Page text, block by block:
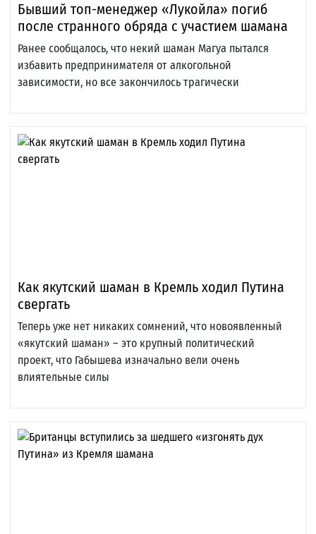
Бывший топ-менеджер «Лукойла» погиб
после странного обряда с участием шамана
Ранее сообщалось, что некий шаман Магуа пытался
избавить предпринимателя от алкогольной
зависимости, но все закончилось трагически
Как якутский шаман в Кремль ходил Путина
свергать
Теперь уже нет никаких сомнений, что новоявленный
«якутский шаман» – это крупный политический
проект, что Габышева изначально вели очень
влиятельные силы